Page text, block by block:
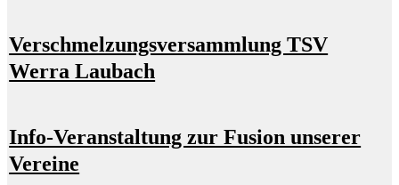
Verschmelzungsversammlung TSV
Werra Laubach
Info-Veranstaltung zur Fusion unserer
Vereine